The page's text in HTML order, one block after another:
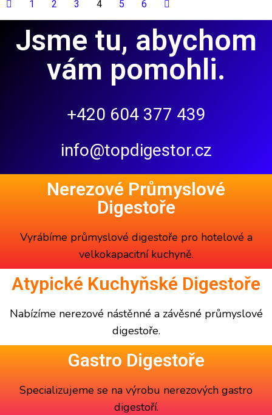
1 2 3 4 5 6
Jsme tu, abychom
vám pomohli.
+420 604 377 439
info@topdigestor.cz
Nerezové Průmyslové
Digestoře
Vyrábíme průmyslové digestořepro hotelové a
velkokapacitní kuchyně.
Atypické Kuchyňské Digestoře
Nabízíme nerezové nástěnné a závěsné průmyslové
digestoře.
Gastro Digestoře
Specializujeme se na výrobu nerezových gastro
digestoří.